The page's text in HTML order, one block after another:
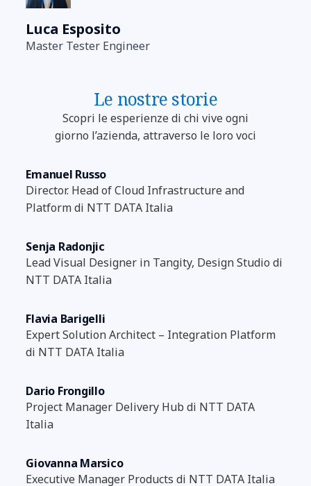
Luca Esposito
Master Tester Engineer
Le nostre storie
Scopri le esperienze di chi vive ogni
giorno l’azienda, attraverso le loro voci
Emanuel Russo
Director. Head of Cloud Infrastructure and
Platform di NTT DATA Italia
Senja Radonjic
Lead Visual Designer in Tangity, Design Studio di
NTT DATA Italia
Flavia Barigelli
Expert Solution Architect – Integration Platform
di NTT DATA Italia
Dario Frongillo
Project Manager Delivery Hub di NTT DATA
Italia
Giovanna Marsico
Executive Manager Products di NTT DATA Italia